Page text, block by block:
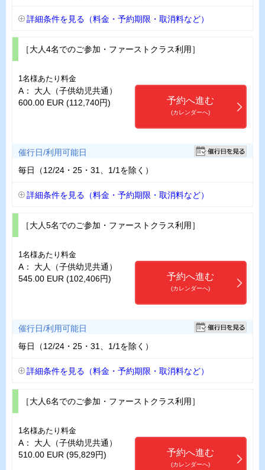
詳細条件を見る（料金・予約期限・取消料など）
［大人4名でのご参加・ファーストクラス利用］
1名様あたり料金
A： 大人（子供幼児共通）
600.00 EUR (112,740円)
予約へ進む
(カレンダーへ)
催行日/利用可能日
毎日（12/24・25・31、1/1を除く）
詳細条件を見る（料金・予約期限・取消料など）
［大人5名でのご参加・ファーストクラス利用］
1名様あたり料金
A： 大人（子供幼児共通）
545.00 EUR (102,406円)
予約へ進む
(カレンダーへ)
催行日/利用可能日
毎日（12/24・25・31、1/1を除く）
詳細条件を見る（料金・予約期限・取消料など）
［大人6名でのご参加・ファーストクラス利用］
1名様あたり料金
A： 大人（子供幼児共通）
510.00 EUR (95,829円)
予約へ進む
(カレンダーへ)